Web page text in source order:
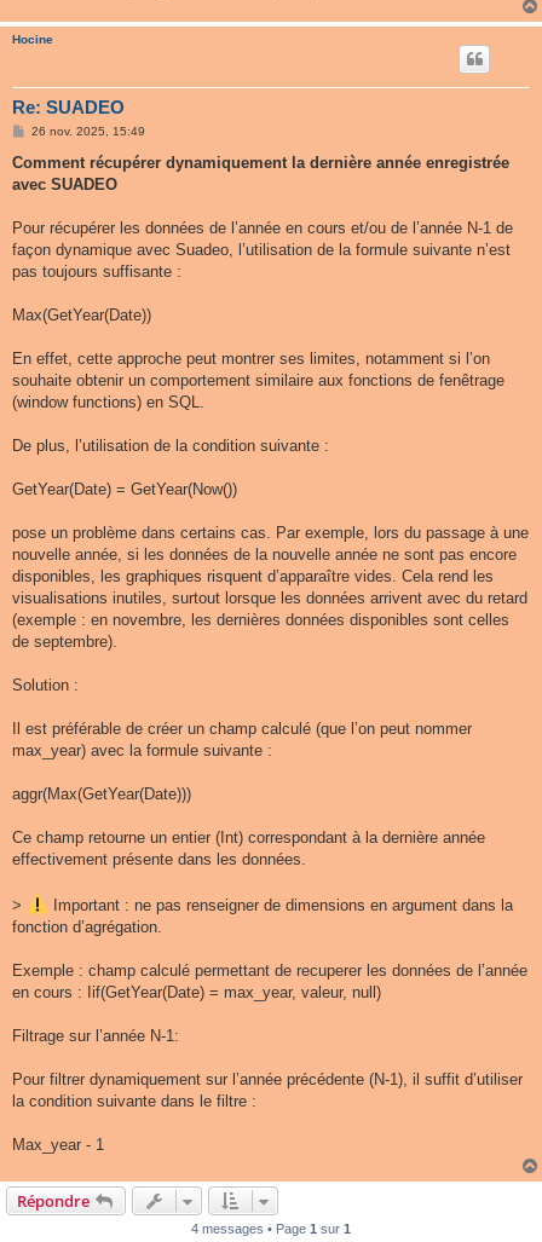
Hocine
Re: SUADEO
M
s
a
26 nov. 2025, 15:49
Comment récupérer dynamiquement la dernière année enregistrée
avec SUADEO
Pour récupérer les données de l’année en cours et/ou de l’année N-1 de
façon dynamique avec Suadeo, l’utilisation de la formule suivante n’est
pas toujours suffisante :
Max(GetYear(Date))
En effet, cette approche peut montrer ses limites, notamment si l’on
souhaite obtenir un comportement similaire aux fonctions de fenêtrage
(window functions) en SQL.
De plus, l’utilisation de la condition suivante :
GetYear(Date) = GetYear(Now())
pose un problème dans certains cas. Par exemple, lors du passage à une
nouvelle année, si les données de la nouvelle année ne sont pas encore
disponibles, les graphiques risquent d’apparaître vides. Cela rend les
visualisations inutiles, surtout lorsque les données arrivent avec du retard
(exemple : en novembre, les dernières données disponibles sont celles
de septembre).
Solution :
Il est préférable de créer un champ calculé (que l’on peut nommer
max_year) avec la formule suivante :
aggr(Max(GetYear(Date)))
Ce champ retourne un entier (Int) correspondant à la dernière année
effectivement présente dans les données.
>
Important : ne pas renseigner de dimensions en argument dans la
fonction d’agrégation.
Exemple : champ calculé permettant de recuperer les données de l’année
en cours : Iif(GetYear(Date) = max_year, valeur, null)
Filtrage sur l’année N-1:
Pour filtrer dynamiquement sur l’année précédente (N-1), il suffit d’utiliser
la condition suivante dans le filtre :
Max_year - 1
Répondre
4 messages • Page 1 sur 1